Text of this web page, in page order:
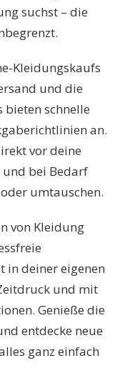
suchst – die
Kleidungskaufs
und die
bieten schnelle
an.
vor deine
bei Bedarf
umtauschen.
von Kleidung
in deiner eigenen
und mit
Genieße die
entdecke neue
ganz einfach